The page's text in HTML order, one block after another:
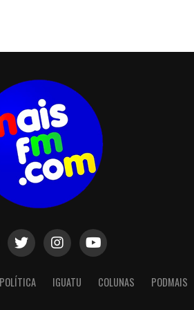
POLÍTICA IGUATU COLUNAS PODMAIS